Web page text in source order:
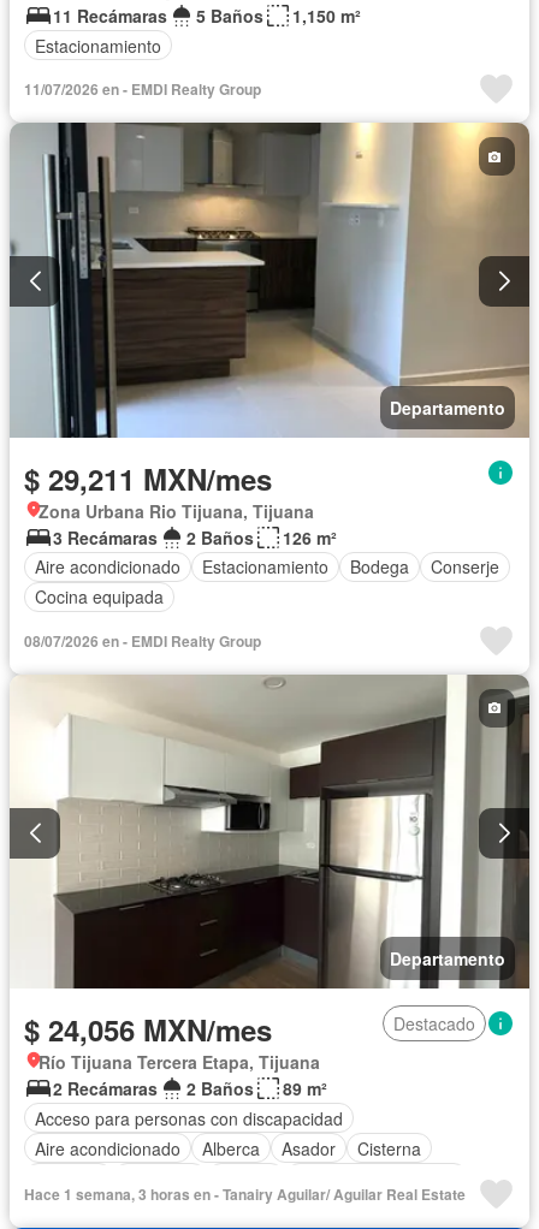
11 Recámaras
5 Baños
1,150 m²
Estacionamiento
11/07/2026 en - EMDI Realty Group
Departamento
$ 29,211 MXN/mes
Zona Urbana Rio Tijuana, Tijuana
3 Recámaras
2 Baños
126 m²
Aire acondicionado
Estacionamiento Bodega
Conserje
Cocina equipada
08/07/2026 en - EMDI Realty Group
Departamento
$ 24,056 MXN/mes
Destacado
Río Tijuana Tercera Etapa, Tijuana
2 Recámaras
2 Baños
89 m²
Acceso para personas con discapacidad
Aire acondicionado
Alberca Asador
Cisterna
Sala polivalente
Parcialmente amueblado
Hace 1 semana, 3 horas en - Tanairy Aguilar/ Aguilar Real Estate